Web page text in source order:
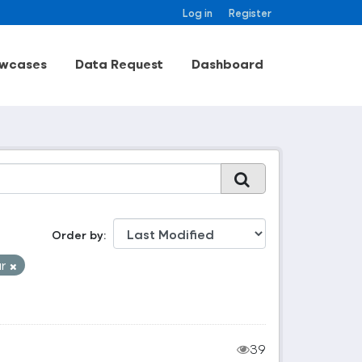
Log in Register
Data Request Dashboard
Order by
39